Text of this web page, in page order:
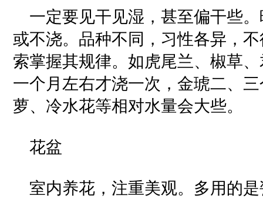
一定要见干见湿，甚至偏干些
或不浇。品种不同，习性各异，
索掌握其规律。如虎尾兰、椒草
一个月左右才浇一次，金琥二、
萝、冷水花等相对水量会大些。
花盆
室内养花，注重美观。多用的